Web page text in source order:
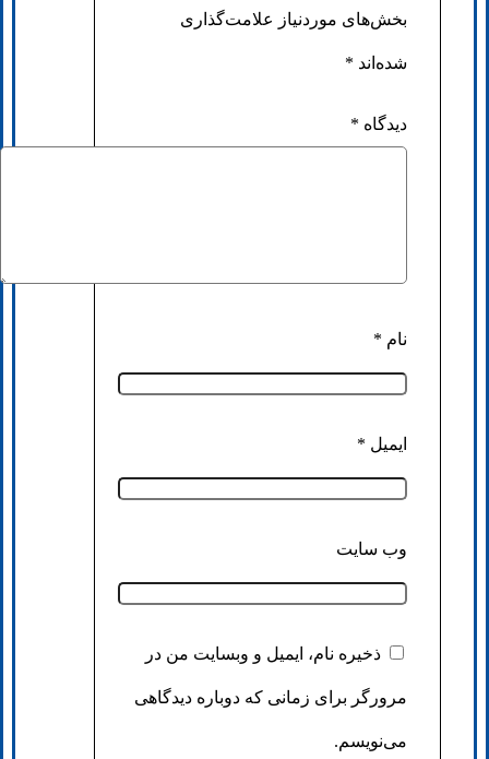
بخش‌های موردنیاز علامت‌گذاری
شده‌اند *
دیدگاه *
نام *
ایمیل *
وب‌ سایت
ذخیره نام، ایمیل و وبسایت من در
مرورگر برای زمانی که دوباره دیدگاهی
می‌نویسم.